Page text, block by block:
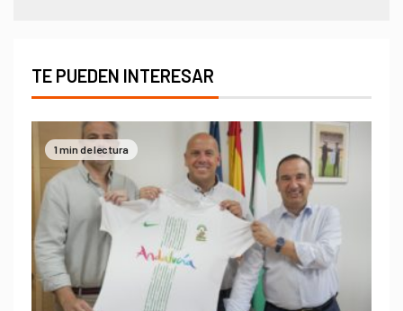
TE PUEDEN INTERESAR
1 min de lectura